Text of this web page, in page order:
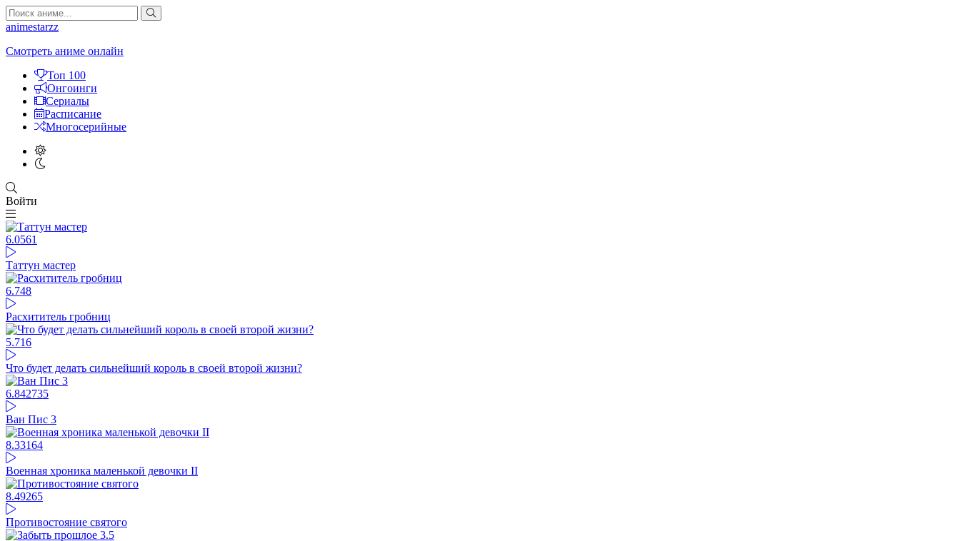
animestarzz
Смотреть аниме онлайн
Топ 100
Онгоинги
Сериалы
Расписание
Многосерийные
Войти
6.0561
Таттун мастер
6.748
Расхититель гробниц
5.716
Что будет делать сильнейший король в своей второй жизни?
6.842735
Ван Пис 3
8.33164
Военная хроника маленькой девочки II
8.49265
Противостояние святого